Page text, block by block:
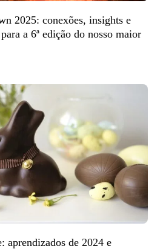
2025: conexões, insights e
a 6ª edição do nosso maior
aprendizados de 2024 e